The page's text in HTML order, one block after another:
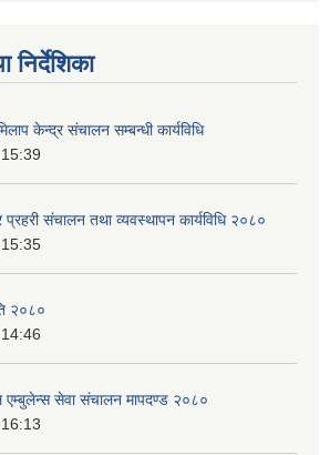
केन्द्र संचालन सम्बन्धी कार्यविधि
प्रहरी संचालन तथा व्यवस्थापन कार्यविधि २०८०
२०८०
एम्बुलेन्स सेवा संचालन मापदण्ड २०८०